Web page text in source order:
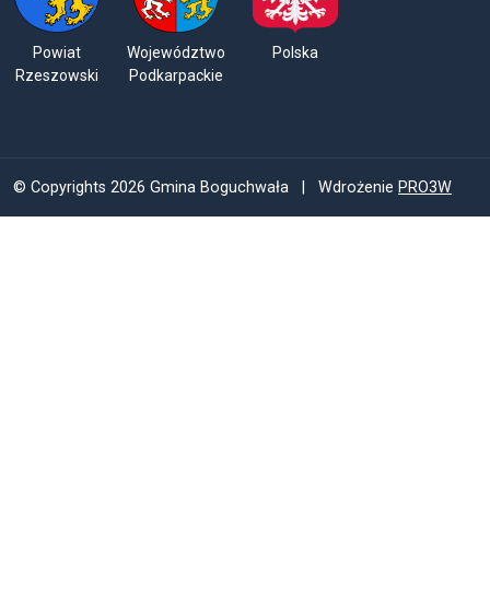
Powiat
Rzeszowski
Województwo
Podkarpackie
Polska
© Copyrights 2026 Gmina Boguchwała | Wdrożenie PRO3W